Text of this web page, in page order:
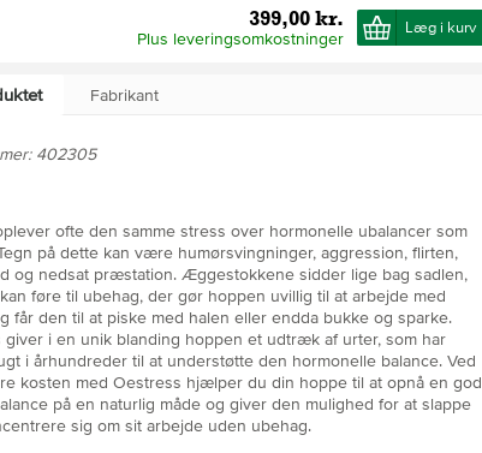
399,00 kr.
Plus leveringsomkostninger
Læg i kurv
Fabrikant
402305
ofte den samme stress over hormonelle ubalancer som
på dette kan være humørsvingninger, aggression, flirten,
og nedsat præstation. Æggestokkene sidder lige bag sadlen,
føre til ubehag, der gør hoppen uvillig til at arbejde med
får den til at piske med halen eller endda bukke og sparke.
giver i en unik blanding hoppen et udtræk af urter, som har
i århundreder til at understøtte den hormonelle balance. Ved
kosten med Oestress hjælper du din hoppe til at opnå en god
på en naturlig måde og giver den mulighed for at slappe
sig om sit arbejde uden ubehag.